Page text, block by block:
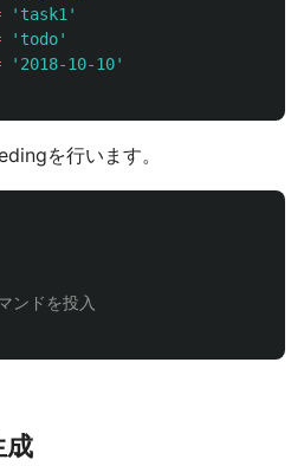
'task1'
'todo'
'2018-10-10'
を行います。
ンドを投入
成